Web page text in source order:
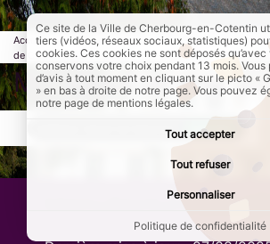
Accueil Culture et loisirs
Patrimoine, sites et
de Cherbourg-en-Cotentin
A découvrir Page
Manufacture des
AddToAny (share) est désactivé. Autoriser
Manufacture des
Ce site de la Ville de Cherbourg-en-Cotentin
tiers (vidéos, réseaux sociaux, statistiques)
cookies. Ces cookies ne sont déposés
conservons votre choix pendant 13 mois.
d’avis à tout moment en cliquant sur le picto «
» en bas à droite de notre page. Vous pouvez
notre page de mentions légales.
Tout accepter
Tout refuser
Personnaliser
Politique de confidentialité